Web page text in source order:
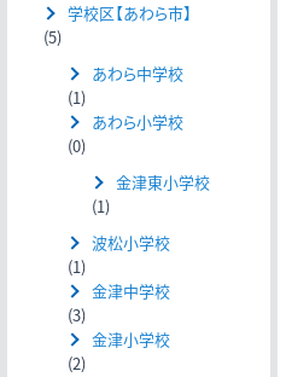
学校区【あわら市】
(5)
あわら中学校
(1)
あわら小学校
(0)
金津東小学校
(1)
波松小学校
(1)
金津中学校
(3)
金津小学校
(2)